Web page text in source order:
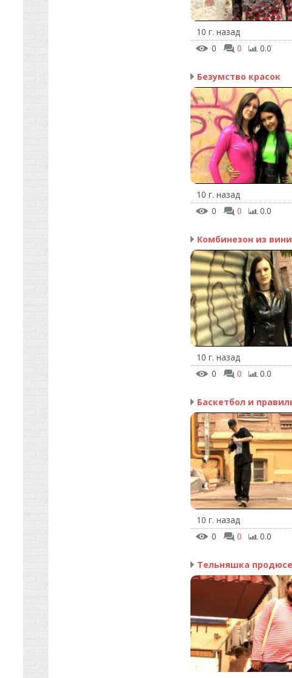
10 г. назад
0
0 0.0
Безумство красок
10 г. назад
0
0 0.0
10 г. назад
0
0 0.0
10 г. назад
0
0 0.0
Тельняшка